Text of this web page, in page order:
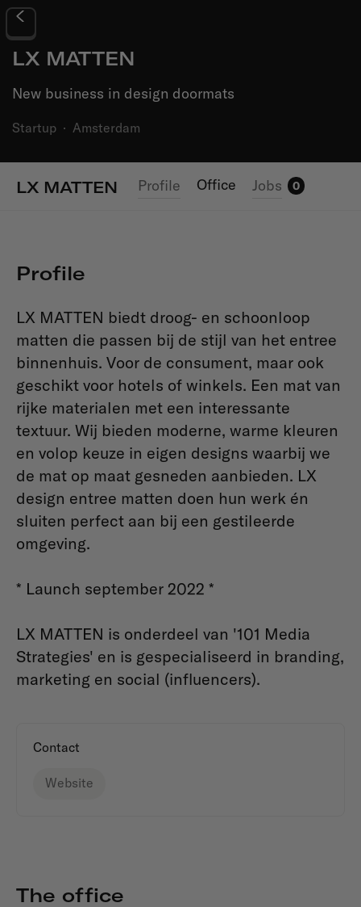
LX MATTEN
New business in design doormats
Startup · Amsterdam
LX MATTEN Profile Office Jobs 0
Profile
LX MATTEN biedt droog- en schoonloop
matten die passen bij de stijl van het entree
binnenhuis. Voor de consument, maar ook
geschikt voor hotels of winkels. Een mat van
rijke materialen met een interessante
textuur. Wij bieden moderne, warme kleuren
en volop keuze in eigen designs waarbij we
de mat op maat gesneden aanbieden. LX
design entree matten doen hun werk én
sluiten perfect aan bij een gestileerde
omgeving.
* Launch september 2022 *
LX MATTEN is onderdeel van '101 Media
Strategies' en is gespecialiseerd in branding,
marketing en social (influencers).
Contact
Website
The office